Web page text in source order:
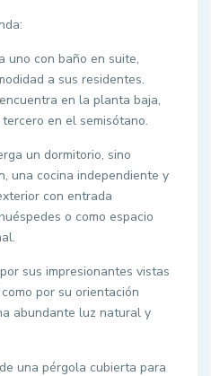
uno con baño en suite,
a sus residentes.
en la planta baja,
en el semisótano.
un dormitorio, sino
una cocina independiente y
con entrada
o como espacio
sus impresionantes vistas
por su orientación
abundante luz natural y
una pérgola cubierta para